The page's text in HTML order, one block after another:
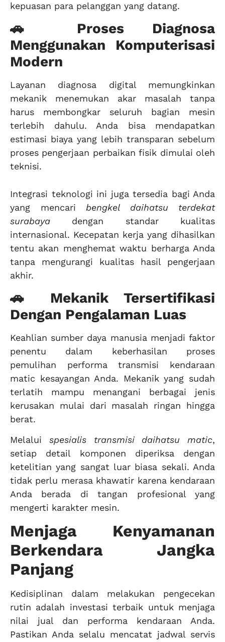
kepuasan para pelanggan yang datang.
🚗 Proses Diagnosa
Menggunakan Komputerisasi
Modern
Layanan diagnosa digital memungkinkan
mekanik menemukan akar masalah tanpa
harus membongkar seluruh bagian mesin
terlebih dahulu. Anda bisa mendapatkan
estimasi biaya yang lebih transparan sebelum
proses pengerjaan perbaikan fisik dimulai oleh
teknisi.
Integrasi teknologi ini juga tersedia bagi Anda
yang mencari bengkel daihatsu terdekat
surabaya dengan standar kualitas
internasional. Kecepatan kerja yang dihasilkan
tentu akan menghemat waktu berharga Anda
tanpa mengurangi kualitas hasil pengerjaan
akhir.
🚗 Mekanik Tersertifikasi
Dengan Pengalaman Luas
Keahlian sumber daya manusia menjadi faktor
penentu dalam keberhasilan proses
pemulihan performa transmisi kendaraan
matic kesayangan Anda. Mekanik yang sudah
terlatih mampu menangani berbagai jenis
kerusakan mulai dari masalah ringan hingga
berat.
Melalui spesialis transmisi daihatsu matic,
setiap detail komponen diperiksa dengan
ketelitian yang sangat luar biasa sekali. Anda
tidak perlu merasa khawatir karena kendaraan
Anda berada di tangan profesional yang
mengerti karakter mesin.
Menjaga Kenyamanan
Berkendara Jangka
Panjang
Kedisiplinan dalam melakukan pengecekan
rutin adalah investasi terbaik untuk menjaga
nilai jual dan performa kendaraan Anda.
Pastikan Anda selalu mencatat jadwal servis